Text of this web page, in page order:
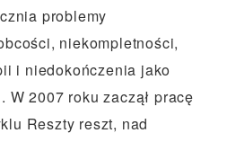
problemy
niekompletności,
i niedokończenia jako
W 2007 roku zaczął pracę
Reszty reszt, nad